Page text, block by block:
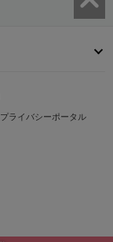
プライバシーポータル